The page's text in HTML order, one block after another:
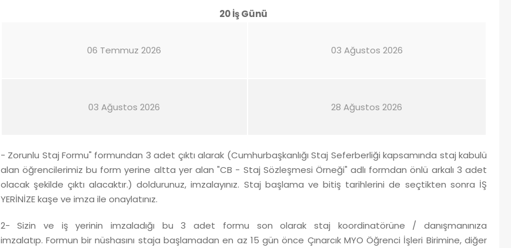
20 İş Günü
06 Temmuz 2026 03 Ağustos 2026
03 Ağustos 2026 28 Ağustos 2026
- Zorunlu Staj Formu" formundan 3 adet çıktı alarak (Cumhurbaşkanlığı Staj Seferberliği kapsamında staj kabulü
alan öğrencilerimiz bu form yerine altta yer alan "CB - Staj Sözleşmesi Örneği" adlı formdan önlü arkalı 3 adet
olacak şekilde çıktı alacaktır.) doldurunuz, imzalayınız. Staj başlama ve bitiş tarihlerini de seçtikten sonra İŞ
YERİNİZE kaşe ve imza ile onaylatınız.
2- Sizin ve iş yerinin imzaladığı bu 3 adet formu son olarak staj koordinatörüne / danışmanınıza
imzalatıp. Formun bir nüshasını staja başlamadan en az 15 gün önce Çınarcık MYO Öğrenci İşleri Birimine, diğer